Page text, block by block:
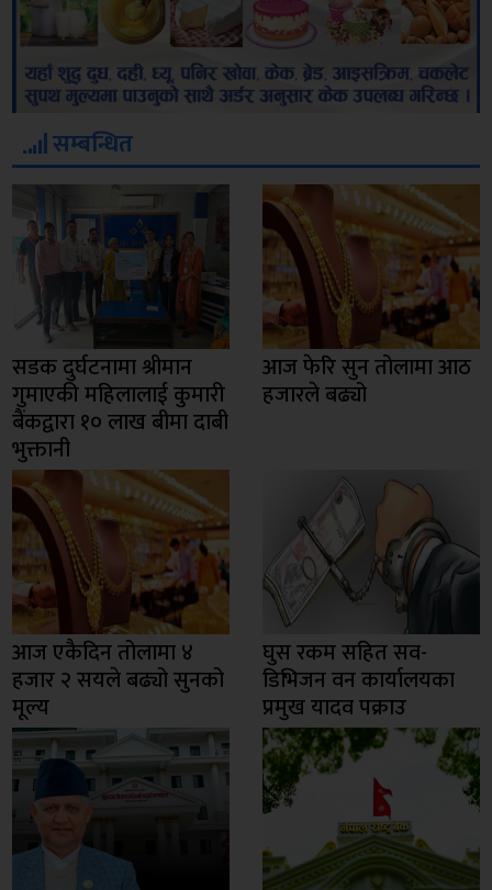
सम्बन्धित
सडक दुर्घटनामा श्रीमान
गुमाएकी महिलालाई कुमारी
बैंकद्वारा १० लाख बीमा दाबी
भुक्तानी
आज फेरि सुन तोलामा आठ
हजारले बढ्यो
आज एकैदिन तोलामा ४
हजार २ सयले बढ्यो सुनको
मूल्य
घुस रकम सहित सव-
डिभिजन वन कार्यालयका
प्रमुख यादव पक्राउ